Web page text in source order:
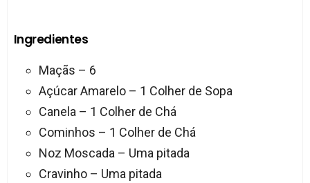
Ingredientes
Maçãs – 6
Açúcar Amarelo – 1 Colher de Sopa
Canela – 1 Colher de Chá
Cominhos – 1 Colher de Chá
Noz Moscada – Uma pitada
Cravinho – Uma pitada